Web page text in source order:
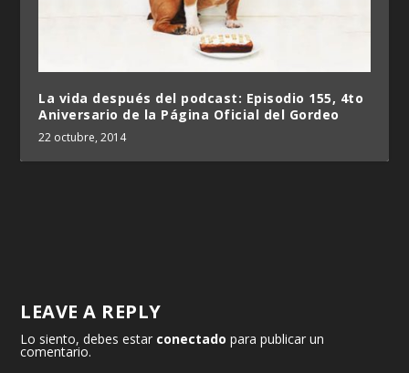
La vida después del podcast: Episodio 155, 4to
Aniversario de la Página Oficial del Gordeo
22 octubre, 2014
LEAVE A REPLY
Lo siento, debes estar conectado para publicar un
comentario.